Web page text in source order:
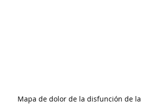
Mapa de dolor de la disfunción de la